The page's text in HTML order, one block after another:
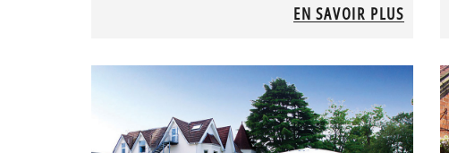
EN SAVOIR PLUS